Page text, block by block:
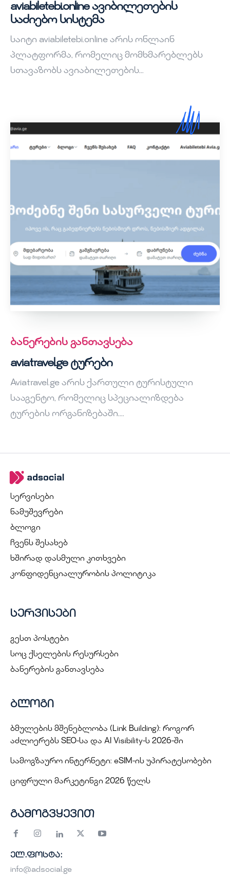
aviabiletebi.online ავიბილეთების
საძიებო სისტემა
საიტი aviabiletebi.online არის ონლაინ
პლატფორმა, რომელიც მომხმარებლებს
სთავაზობს ავიაბილეთების...
ბანერების განთავსება
aviatravel.ge ტურები
Aviatravel.ge არის ქართული ტურისტული
სააგენტო, რომელიც სპეციალიზდება
ტურების ორგანიზებაში....
სერვისები
ნამუშევრები
ბლოგი
ჩვენს შესახებ
ხშირად დასმული კითხვები
კონფიდენციალურობის პოლიტიკა
სერვისები
გესთ პოსტები
სოც ქსელების რესურსები
ბანერების განთავსება
ბლოგი
ბმულების მშენებლობა (Link Building): როგორ
აძლიერებს SEO-სა და AI Visibility-ს 2026-ში
სამოგზაურო ინტერნეტი: eSIM-ის უპირატესობები
ციფრული მარკეტინგი 2026 წელს
გამოგვყევით
ელ.ფოსტა:
info@adsocial.ge